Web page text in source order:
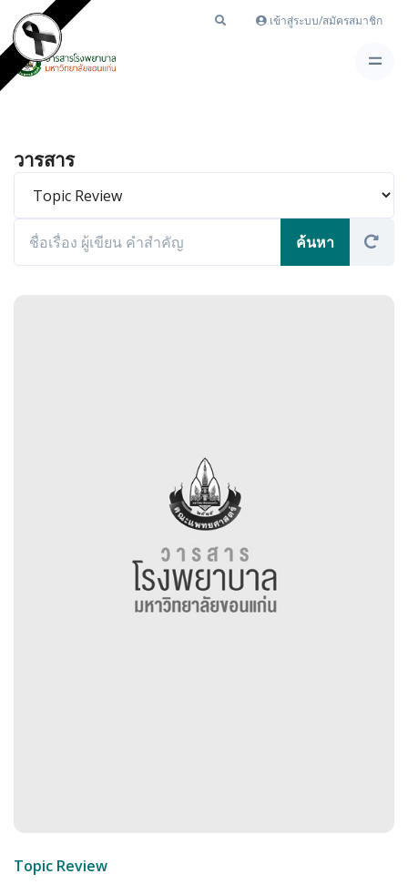
เข้าสู่ระบบ/สมัครสมาชิก
วารสาร
Topic Review